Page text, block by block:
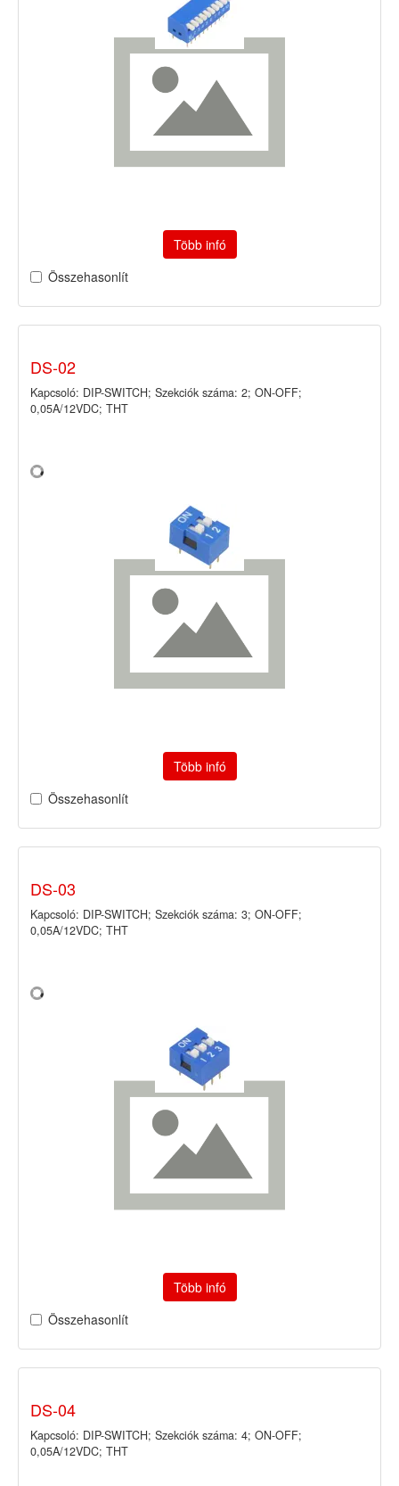
Több infó
Összehasonlít
DS-02
Kapcsoló: DIP-SWITCH; Szekciók száma: 2; ON-OFF;
0,05A/12VDC; THT
Több infó
Összehasonlít
DS-03
Kapcsoló: DIP-SWITCH; Szekciók száma: 3; ON-OFF;
0,05A/12VDC; THT
Több infó
Összehasonlít
DS-04
Kapcsoló: DIP-SWITCH; Szekciók száma: 4; ON-OFF;
0,05A/12VDC; THT